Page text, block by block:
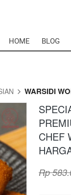
HOME BLOG
WARSIDI
CHEF
Rp